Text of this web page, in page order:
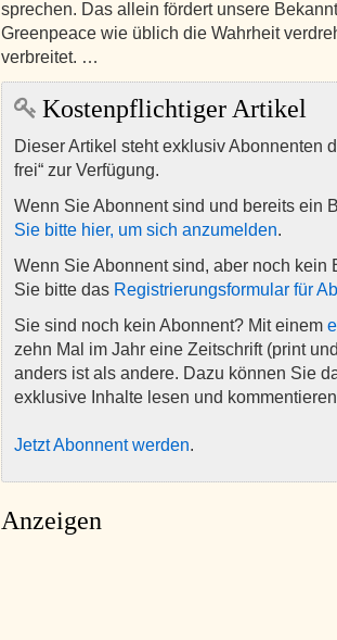
sprechen. Das allein fördert unsere
Greenpeace wie üblich die Wahrheit
verbreitet. …
Kostenpflichtiger Artikel
Dieser Artikel steht exklusiv Abonnenten
frei“ zur Verfügung.
Wenn Sie Abonnent sind und bereits ein
Sie bitte hier, um sich anzumelden.
Wenn Sie Abonnent sind, aber noch kein
Sie bitte das Registrierungsformular für
Sie sind noch kein Abonnent? Mit einem
zehn Mal im Jahr eine Zeitschrift (print
anders ist als andere. Dazu können Sie
exklusive Inhalte lesen und
Jetzt Abonnent werden.
Anzeigen